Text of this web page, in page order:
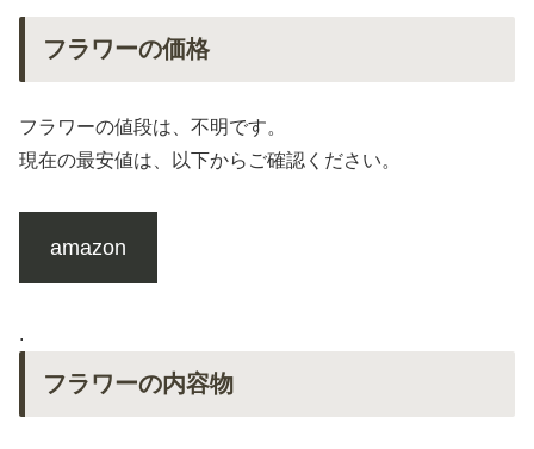
フラワーの価格
フラワーの値段は、不明です。
現在の最安値は、以下からご確認ください。
amazon
.
フラワーの内容物